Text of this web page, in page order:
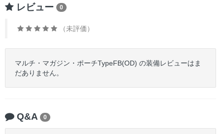
レビュー 0
（未評価）
マルチ・マガジン・ポーチTypeFB(OD) の装備レビューはま
だありません。
Q&A 0